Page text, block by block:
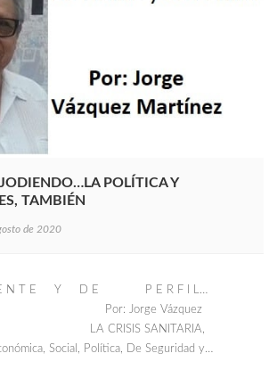
POLÍTICA Y
TAMBIÉN
de 2020
T E Y D E P E R F I L…
Vázquez
CRISIS SANITARIA,
Social, Política, De Seguridad y…